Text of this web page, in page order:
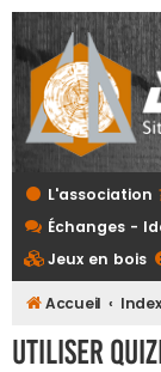
L'association
Échanges -
Jeux en bois
Accueil
UTILISER